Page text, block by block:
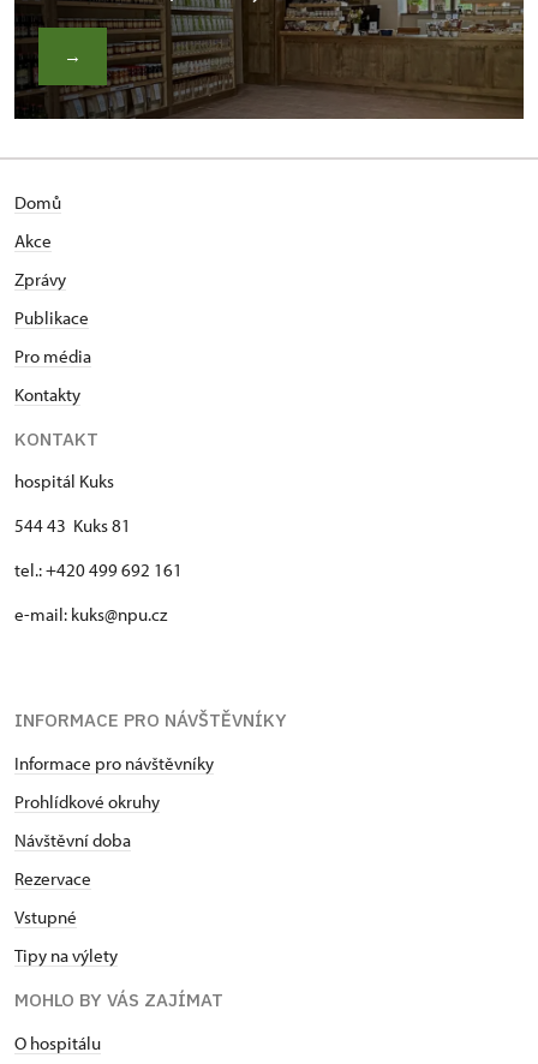
→
Domů
Akce
Zprávy
Publikace
Pro média
Kontakty
KONTAKT
hospitál Kuks
544 43 Kuks 81
tel.: +420 499 692 161
e-mail: kuks@npu.cz
INFORMACE PRO NÁVŠTĚVNÍKY
Informace pro návštěvníky
Prohlídkové okruhy
Návštěvní doba
Rezervace
Vstupné
Tipy na výlety
MOHLO BY VÁS ZAJÍMAT
O hospitálu